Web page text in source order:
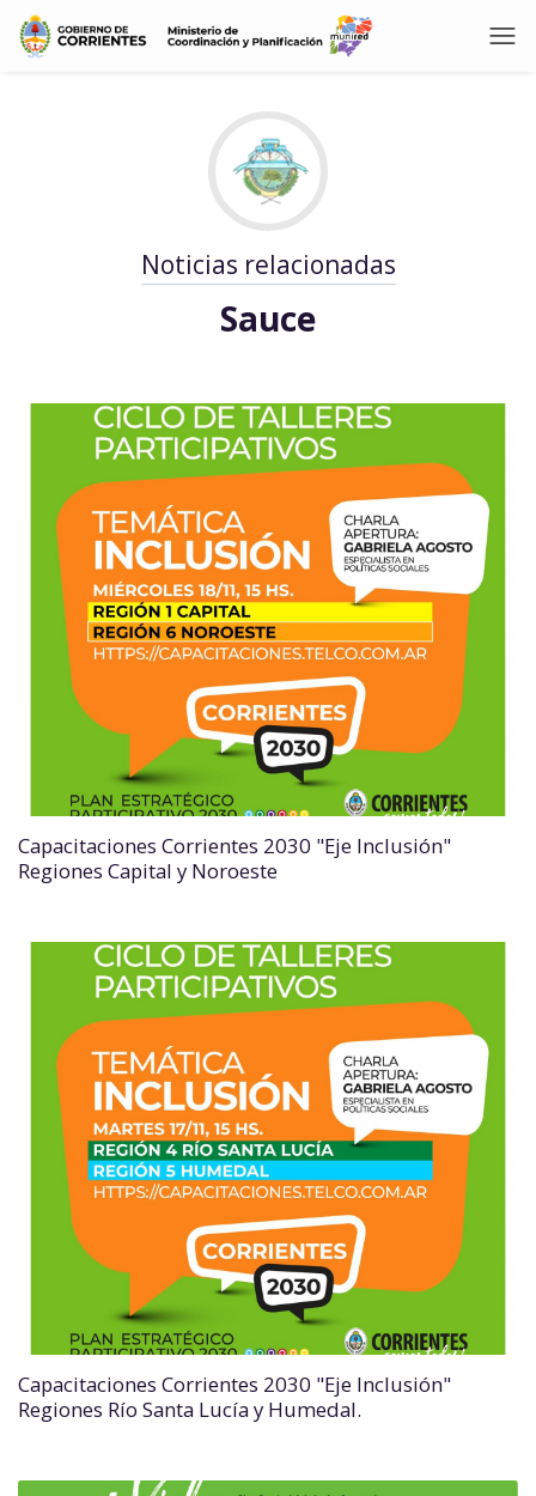
Noticias relacionadas
Sauce
Capacitaciones Corrientes 2030 "Eje Inclusión"
Regiones Capital y Noroeste
Capacitaciones Corrientes 2030 "Eje Inclusión"
Regiones Río Santa Lucía y Humedal.